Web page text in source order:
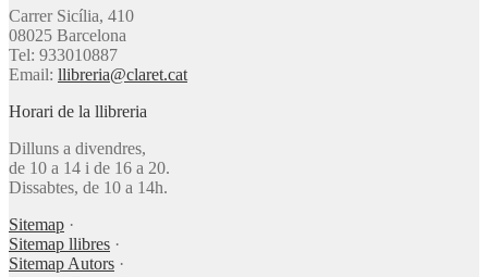
Carrer Sicília, 410
08025 Barcelona
Tel: 933010887
Email: llibreria@claret.cat
Horari de la llibreria
Dilluns a divendres,
de 10 a 14 i de 16 a 20.
Dissabtes, de 10 a 14h.
Sitemap ·
Sitemap llibres ·
Sitemap Autors ·